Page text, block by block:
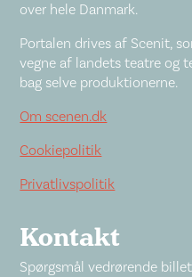
over hele Danmark.
Portalen drives af Scenit,
vegne af landets teatre og
bag selve produktionerne.
Om scenen.dk
Cookiepolitik
Privatlivspolitik
Kontakt
Spørgsmål vedrørende